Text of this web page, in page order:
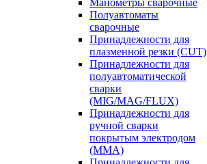
Манометры сварочные
Полуавтоматы
сварочные
Принадлежности для
плазменной резки (CUT)
Принадлежности для
полуавтоматической
сварки
(MIG/MAG/FLUX)
Принадлежности для
ручной сварки
покрытым электродом
(MMA)